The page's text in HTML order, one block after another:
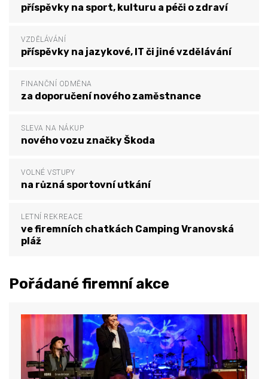
příspěvky na sport, kulturu a péči o zdraví
VZDĚLÁVÁNÍ
příspěvky na jazykové, IT či jiné vzdělávání
FINANČNÍ ODMĚNA
za doporučení nového zaměstnance
SLEVA NA NÁKUP
nového vozu značky Škoda
VOLNÉ VSTUPY
na různá sportovní utkání
LETNÍ REKREACE
ve firemních chatkách Camping Vranovská
pláž
Pořádané firemní akce